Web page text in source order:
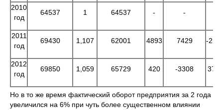
2010
год
64537 1 64537 - -
2011
год
69430 1,107 62001 4893 7429 -
2012
год
69850 1,059 65729 420 -3308 3728
Но в то же время фактический оборот предприятия за 2 года
увеличился на 6% при чуть более существенном влиянии